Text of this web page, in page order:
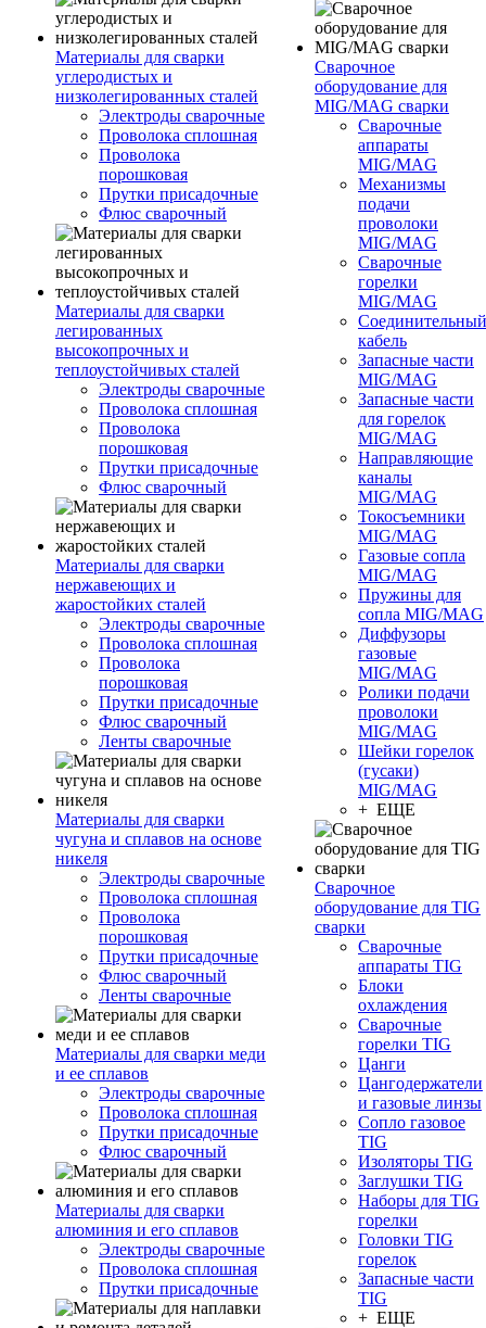
Материалы для сварки
углеродистых и
низколегированных сталей
Электроды сварочные
Проволока сплошная
Проволока
порошковая
Прутки присадочные
Флюс сварочный
Материалы для сварки
легированных
высокопрочных и
теплоустойчивых сталей
Электроды сварочные
Проволока сплошная
Проволока
порошковая
Прутки присадочные
Флюс сварочный
Материалы для сварки
нержавеющих и
жаростойких сталей
Электроды сварочные
Проволока сплошная
Проволока
порошковая
Прутки присадочные
Флюс сварочный
Ленты сварочные
Материалы для сварки
чугуна и сплавов на основе
никеля
Электроды сварочные
Проволока сплошная
Проволока
порошковая
Прутки присадочные
Флюс сварочный
Ленты сварочные
Материалы для сварки меди
и ее сплавов
Электроды сварочные
Проволока сплошная
Прутки присадочные
Флюс сварочный
Материалы для сварки
алюминия и его сплавов
Электроды сварочные
Проволока сплошная
Прутки присадочные
Сварочное
оборудование для
MIG/MAG сварки
Сварочные
аппараты
MIG/MAG
Механизмы
подачи
проволоки
MIG/MAG
Сварочные
горелки
MIG/MAG
Соединительный
кабель
Запасные части
MIG/MAG
Запасные части
для горелок
MIG/MAG
Направляющие
каналы
MIG/MAG
Токосъемники
MIG/MAG
Газовые сопла
MIG/MAG
Пружины для
сопла MIG/MAG
Диффузоры
газовые
MIG/MAG
Ролики подачи
проволоки
MIG/MAG
Шейки горелок
(гусаки)
MIG/MAG
+ ЕЩЕ
Сварочное
оборудование для TIG
сварки
Сварочные
аппараты TIG
Блоки
охлаждения
Сварочные
горелки TIG
Цанги
Цангодержатели
и газовые линзы
Сопло газовое
TIG
Изоляторы TIG
Заглушки TIG
Наборы для TIG
горелки
Головки TIG
горелок
Запасные части
TIG
+ ЕЩЕ